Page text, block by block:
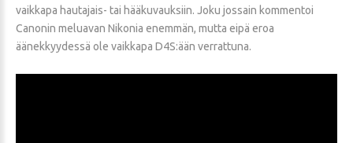
vaikkapa hautajais- tai hääkuvauksiin. Joku jossain kommentoi
Canonin meluavan Nikonia enemmän, mutta eipä eroa
äänekkyydessä ole vaikkapa D4S:ään verrattuna.